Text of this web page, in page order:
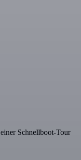
Schnellboot-Tour